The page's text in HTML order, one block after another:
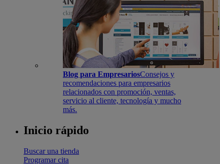
Blog para EmpresariosConsejos y
recomendaciones para empresarios
relacionados con promoción, ventas,
servicio al cliente, tecnología y mucho
más.
Inicio rápido
Buscar una tienda
Programar cita